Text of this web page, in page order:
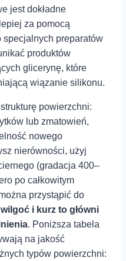
jest ‍dokładne
za pomocą
preparatów
⁢produktów
glicerynę,⁤ które
wiązanie silikonu.
powierzchni:
lub zmatowień,
‌nowego
nierówności, ‍użyj
(gradacja 400–
‍po całkowitym
przystąpić do
wilgoć i kurz to‌ główni
. Poniższa‍ tabela‌
na jakość
typów powierzchni: